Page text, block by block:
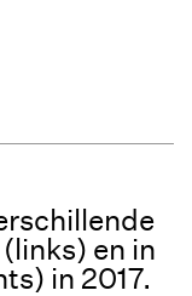
en in
in 2017.